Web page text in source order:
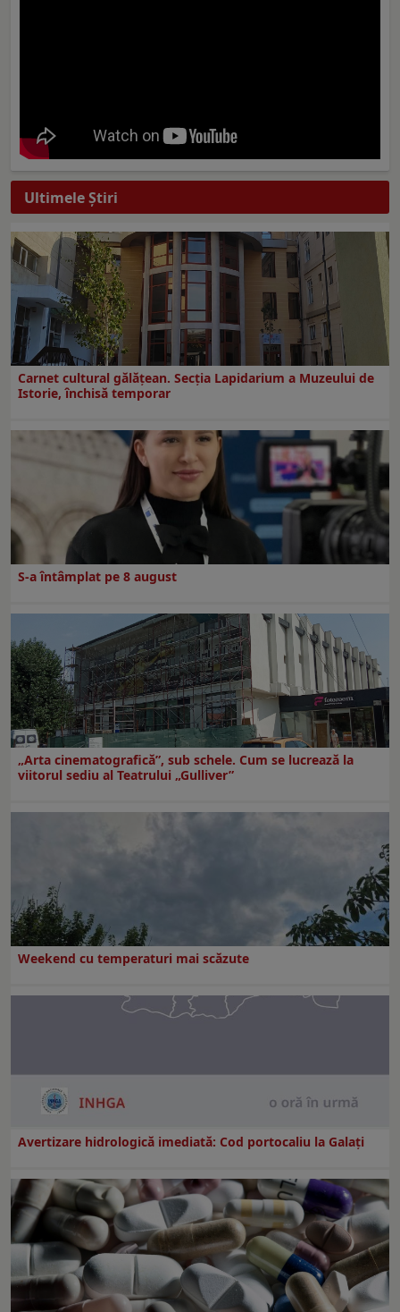
Ultimele Ştiri
Carnet cultural gălăţean. Secţia Lapidarium a Muzeului de
Istorie, închisă temporar
S-a întâmplat pe 8 august
„Arta cinematografică”, sub schele. Cum se lucrează la
viitorul sediu al Teatrului „Gulliver”
Weekend cu temperaturi mai scăzute
Avertizare hidrologică imediată: Cod portocaliu la Galaţi